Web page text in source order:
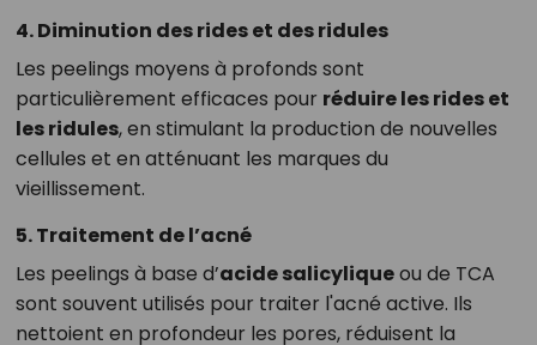
4. Diminution des rides et des ridules
Les peelings moyens à profonds sont
particulièrement efficaces pour réduire les rides et
les ridules, en stimulant la production de nouvelles
cellules et en atténuant les marques du
vieillissement.
5. Traitement de l’acné
Les peelings à base d’acide salicyliqueou de TCA
sont souvent utilisés pour traiter l'acné active. Ils
nettoient en profondeur les pores, réduisent la